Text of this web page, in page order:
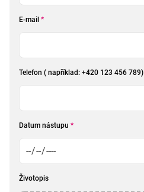
E-mail *
Telefon ( například: +420 123 456 789)
Datum nástupu *
Životopis